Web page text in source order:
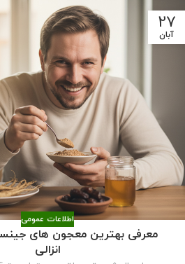
27
آبان
اطلاعات عمومی
معرفی بهترین معجون های
انزالی